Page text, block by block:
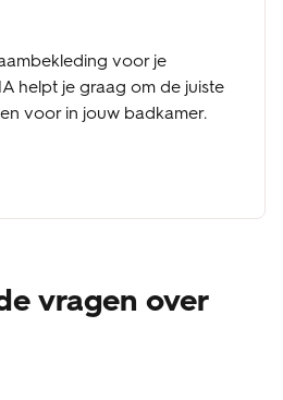
voor je
helpt je graag om de juiste
voor in jouw badkamer.
vragen over